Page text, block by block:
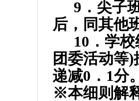
9 ．尖子
后，同其他
10 ．学
团委活动等)
递减0 ． 1分
※本细则解